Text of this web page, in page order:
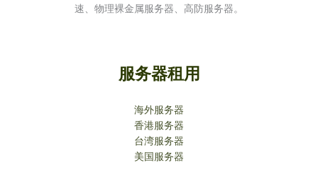
速、物理裸金属服务器、高防服务器。
服务器租用
海外服务器
香港服务器
台湾服务器
美国服务器